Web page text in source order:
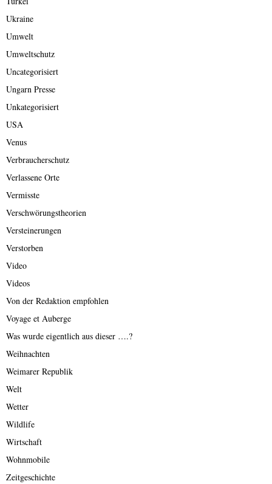
Ukraine
Umwelt
Umweltschutz
Uncategorisiert
Ungarn Presse
Unkategorisiert
USA
Venus
Verbraucherschutz
Verlassene Orte
Vermisste
Verschwörungstheorien
Versteinerungen
Verstorben
Video
Videos
Von der Redaktion empfohlen
Voyage et Auberge
Was wurde eigentlich aus dieser ….?
Weihnachten
Weimarer Republik
Welt
Wetter
Wildlife
Wirtschaft
Wohnmobile
Zeitgeschichte